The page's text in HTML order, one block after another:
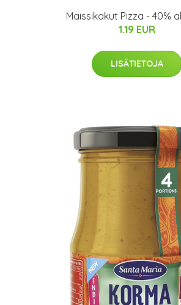
Maissikakut Pizza - 40%
1.19 EUR
LISÄTIETOJA